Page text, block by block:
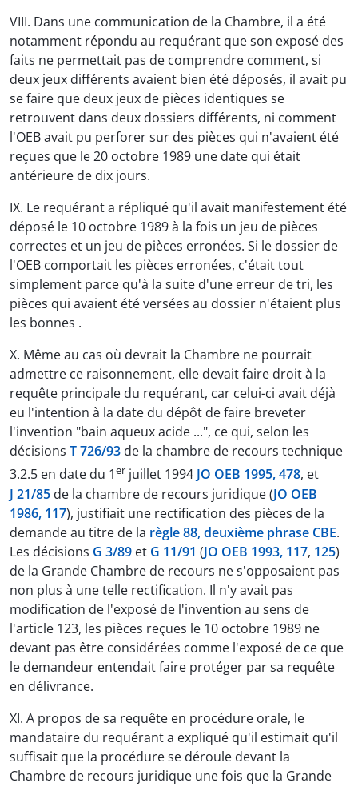
VIII. Dans une communication de la Chambre, il a été
notamment répondu au requérant que son exposé des
faits ne permettait pas de comprendre comment, si
deux jeux différents avaient bien été déposés, il avait pu
se faire que deux jeux de pièces identiques se
retrouvent dans deux dossiers différents, ni comment
l'OEB avait pu perforer sur des pièces qui n'avaient été
reçues que le 20 octobre 1989 une date qui était
antérieure de dix jours.
IX. Le requérant a répliqué qu'il avait manifestement été
déposé le 10 octobre 1989 à la fois un jeu de pièces
correctes et un jeu de pièces erronées. Si le dossier de
l'OEB comportait les pièces erronées, c'était tout
simplement parce qu'à la suite d'une erreur de tri, les
pièces qui avaient été versées au dossier n'étaient plus
les bonnes .
X. Même au cas où devrait la Chambre ne pourrait
admettre ce raisonnement, elle devait faire droit à la
requête principale du requérant, car celui-ci avait déjà
eu l'intention à la date du dépôt de faire breveter
l'invention "bain aqueux acide ...", ce qui, selon les
décisions T 726/93 de la chambre de recours technique
3.2.5 en date du 1er juillet 1994 JO OEB 1995, 478, et
J 21/85 de la chambre de recours juridique (JO OEB
1986, 117), justifiait une rectification des pièces de la
demande au titre de la règle 88, deuxième phrase CBE.
Les décisions G 3/89 et G 11/91 (JO OEB 1993, 117, 125)
de la Grande Chambre de recours ne s'opposaient pas
non plus à une telle rectification. Il n'y avait pas
modification de l'exposé de l'invention au sens de
l'article 123, les pièces reçues le 10 octobre 1989 ne
devant pas être considérées comme l'exposé de ce que
le demandeur entendait faire protéger par sa requête
en délivrance.
XI. A propos de sa requête en procédure orale, le
mandataire du requérant a expliqué qu'il estimait qu'il
suffisait que la procédure se déroule devant la
Chambre de recours juridique une fois que la Grande